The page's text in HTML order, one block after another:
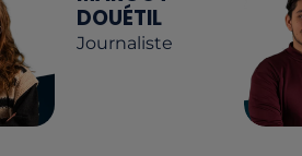
DOUÉTIL
Journaliste